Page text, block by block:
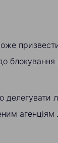
блокування
агенціям